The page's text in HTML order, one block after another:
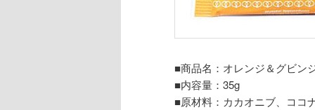
■商品名：オレンジ＆グビン
■内容量：35g
■原材料：カカオニブ、ココ